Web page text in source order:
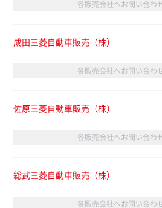
各販売会社へお問い合わ
成田三菱自動車販売（株）
各販売会社へお問い合わ
佐原三菱自動車販売（株）
各販売会社へお問い合わ
総武三菱自動車販売（株）
各販売会社へお問い合わ